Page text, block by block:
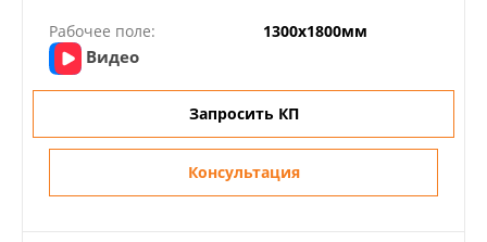
Рабочее поле: 1300х1800мм
Видео
Запросить КП
Консультация